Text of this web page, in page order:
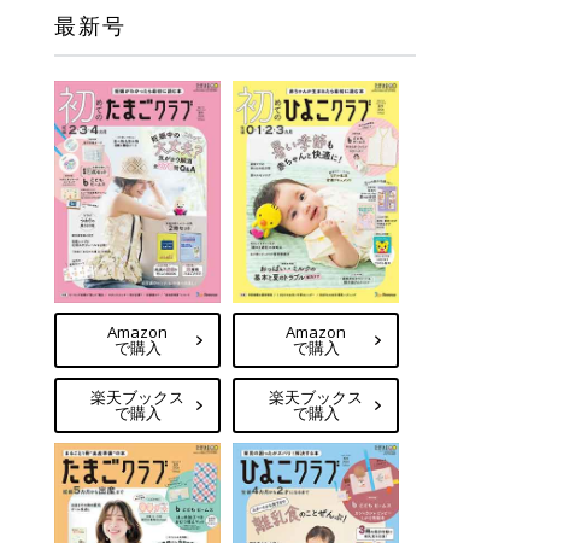
最新号
Amazon
で購入
楽天ブックス
で購入
Amazon
で購入
楽天ブックス
で購入